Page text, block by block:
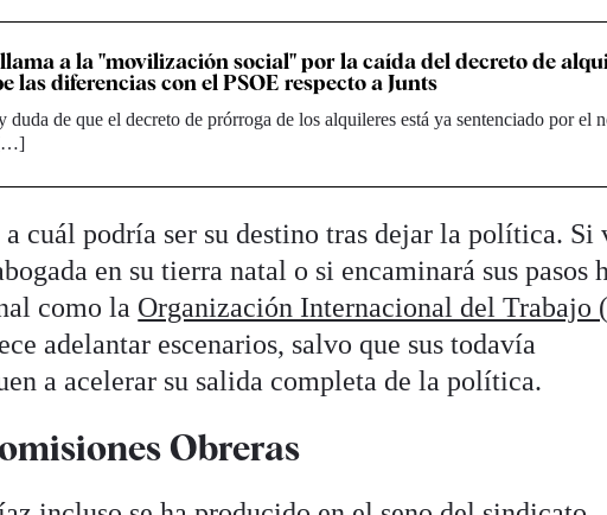
a la "movilización social" por la caída del decreto de
las diferencias con el PSOE respecto a Junts
duda de que el decreto de prórroga de los alquileres está ya sentenciado por el
a cuál podría ser su destino tras dejar la política. Si
en su tierra natal o si encaminará sus pasos
como la Organización Internacional del Trabajo
adelantar escenarios, salvo que sus todavía
a acelerar su salida completa de la política.
Obreras